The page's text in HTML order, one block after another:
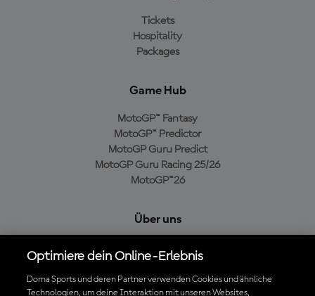
Tickets
Hospitality
Packages
Game Hub
MotoGP™ Fantasy
MotoGP™ Predictor
MotoGP Guru Predict
MotoGP Guru Racing 25/26
MotoGP™26
Über uns
Cookie-Richtlinien
Geschäftsbedingungen
Optimiere dein Online-Erlebnis
Dorna Sports und deren Partner verwenden Cookies und ähnliche
Technologien, um deine Interaktion mit unseren Websites,